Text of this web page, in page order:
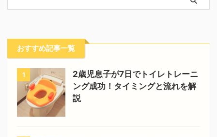
おすすめ記事一覧
1
2歳児息子が7日でトイレトレーニ
ング成功！タイミングと流れを解
説